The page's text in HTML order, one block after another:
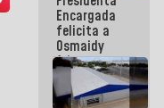
post-sismos
Encargada
felicita a
Osmaidy
Arias y
Giraly
Marcano por